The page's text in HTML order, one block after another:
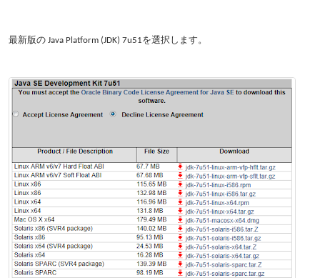
最新版の Java Platform (JDK) 7u51を選択します。